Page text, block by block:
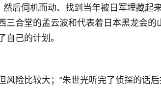
后伺机而动、找到当年被日军埋藏起
三合堂的孟云波和代表着日本黑龙会
自己的计划。
风险比较大；”朱世光听完了侦探的话后